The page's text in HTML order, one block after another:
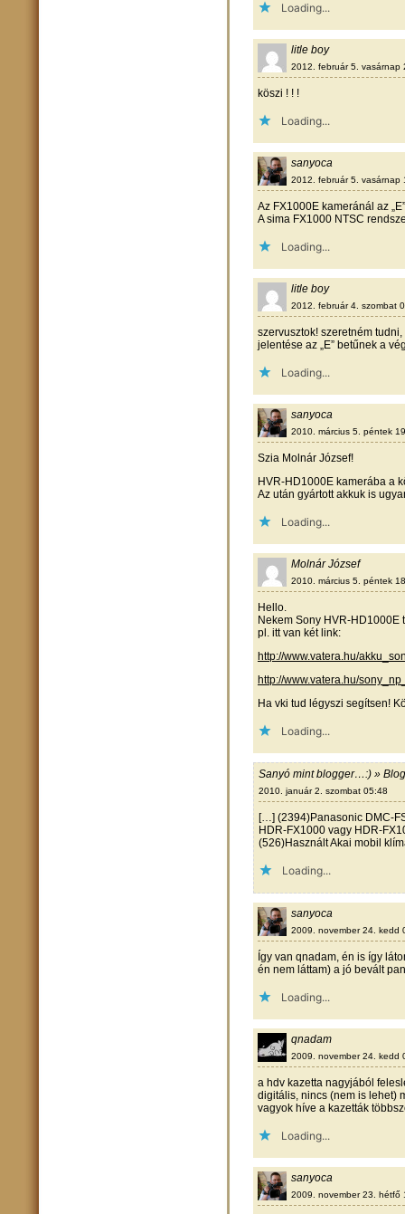
Loading...
litle boy
2012. február 5. vasárnap
köszi ! ! !
Loading...
sanyoca
2012. február 5. vasárnap
Az FX1000E kameránál az
A sima FX1000 NTSC
Loading...
litle boy
2012. február 4. szombat
szervusztok! szeretném
jelentése az „E” betűnek a
Loading...
sanyoca
2010. március 5. péntek
Szia Molnár József!
HVR-HD1000E kamerába a
Az után gyártott akkuk is
Loading...
Molnár József
2010. március 5. péntek
Hello.
Nekem Sony HVR-
pl. itt van két link:
http://www.vatera.hu/
http://www.vatera.hu/
Ha vki tud légyszi segítsen!
Loading...
Sanyó mint blogger…:) »
2010. január 2. szombat 05:48
[…] (2394)Panasonic DMC-
HDR-FX1000 vagy HDR-
(526)Használt Akai mobil
Loading...
sanyoca
2009. november 24. kedd
Így van qnadam, én is így
én nem láttam) a jó bevált
Loading...
qnadam
2009. november 24. kedd
a hdv kazetta nagyjából
digitális, nincs (nem is lehet)
vagyok híve a kazetták
Loading...
sanyoca
2009. november 23. hétfő